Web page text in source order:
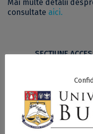
Mai multe detalii
consultate aici.
SECŢIUNE
Masa rotundă
Contemporary
for Digital
The IT Sector”,
Dezvoltare și